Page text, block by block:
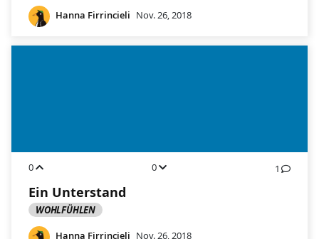
Hanna Firrincieli Nov. 26, 2018
0 0 1
Ein Unterstand
WOHLFÜHLEN
Hanna Firrincieli Nov. 26, 2018